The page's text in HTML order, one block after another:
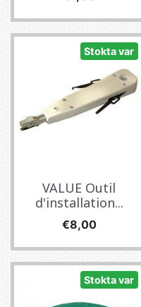
Stokta var
VALUE Outil
d'installation...
Fiyat
€8,00
Stokta var